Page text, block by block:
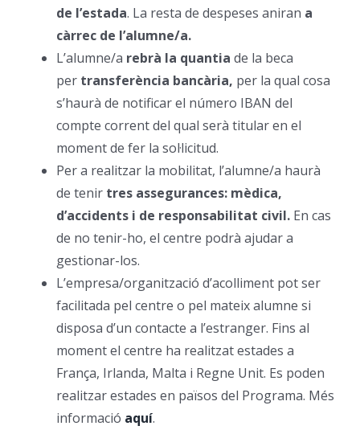
CFGS Desenvolupament
Mobilitat | Erasmus +
Orientació
de l’estada. La resta de despeses aniran a
càrrec de l’alumne/a.
L’alumne/a rebrà la quantia de la beca
per transferència bancària, per la qual cosa
s’haurà de notificar el número IBAN del
compte corrent del qual serà titular en el
moment de fer la sol·licitud.
Per a realitzar la mobilitat, l’alumne/a haurà
de tenirtres assegurances: mèdica,
d’accidents i de responsabilitat civil.En cas
de no tenir-ho, el centre podrà ajudar a
gestionar-los.
L’empresa/organització d’acolliment pot ser
facilitada pel centre o pel mateix alumne si
disposa d’un contacte a l’estranger. Fins al
moment el centre ha realitzat estades a
França, Irlanda, Malta i Regne Unit. Es poden
realitzar estades en països del Programa. Més
informació aquí.